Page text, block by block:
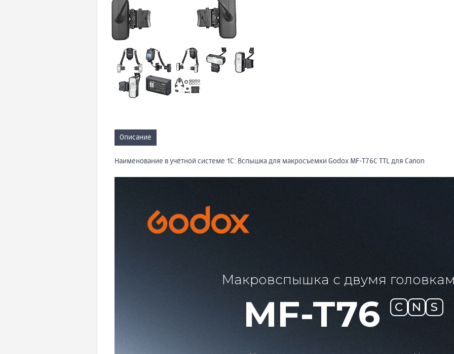
Описание
Наименование в учётной системе 1С: Вспышка для макросъемки Godox MF-T76C TTL для Canon
Макровспышка с двумя
MF-T76 C N S